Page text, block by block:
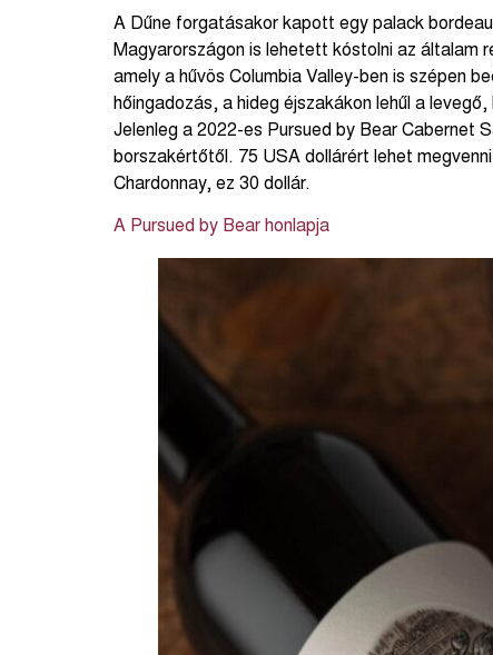
A Dűne forgatásakor kapott egy palack
Magyarországon is lehetett kóstolni az általam
amely a hűvös Columbia Valley-ben is szépen
hőingadozás, a hideg éjszakákon lehűl a
Jelenleg a 2022-es Pursued by Bear Cabernet
borszakértőtől. 75 USA dollárért lehet
Chardonnay, ez 30 dollár.
A Pursued by Bear honlapja